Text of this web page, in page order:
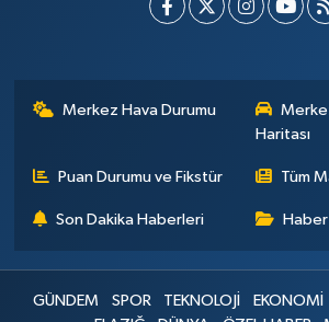
Merkez Hava Durumu
Haritası
Puan Durumu ve Fikstür Tüm
Son Dakika Haberleri
GÜNDEM SPOR TEKNOLOJİ EKONOMİ